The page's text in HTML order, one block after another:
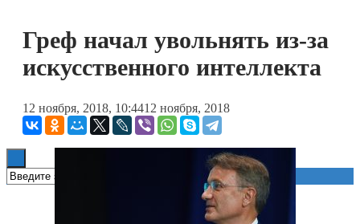
Технологии
Книги
Греф начал увольнять из-за
искусственного интеллекта
12 ноября, 2018, 10:4412 ноября, 2018